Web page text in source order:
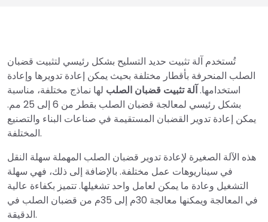
تُستخدم آلة تثبيت حديد التسليح بشكل رئيسي لتثبيت قضبان
الصلب المنحرفة بأقطار مختلفة بحيث يمكن إعادة تدويرها وإعادة
استخدامها.آلة تثبيت قضبان الصلب لها نماذج مختلفة، مناسبة
بشكل رئيسي لمعالجة قضبان الصلب بقطر من 6 إلى 25 مم.
يمكن إعادة تدوير القضبان المستقيمة في صناعات البناء والتصنيع
المختلفة.
هذه الآلة الصغيرة لإعادة تدوير قضبان الصلب المهملة سهلة النقل
في سيناريوهات عمل مختلفة. بالإضافة إلى ذلك، فهي سهلة
التشغيل وعادة ما يمكن لعامل واحد تشغيلها. تتميز بكفاءة عالية
في المعالجة ويمكنها معالجة 30م إلى 35م من قضبان الصلب في
الدقيقة.